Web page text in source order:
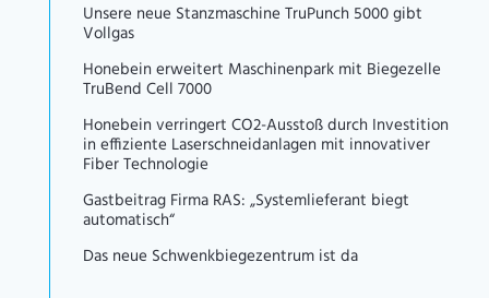
Unsere neue Stanzmaschine TruPunch 5000 gibt
Vollgas
Honebein erweitert Maschinenpark mit Biegezelle
TruBend Cell 7000
Honebein verringert CO2-Ausstoß durch Investition
in effiziente Laserschneidanlagen mit innovativer
Fiber Technologie
Gastbeitrag Firma RAS: „Systemlieferant biegt
automatisch“
Das neue Schwenkbiegezentrum ist da